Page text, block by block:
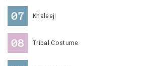
Khaleeji
Tribal Costume